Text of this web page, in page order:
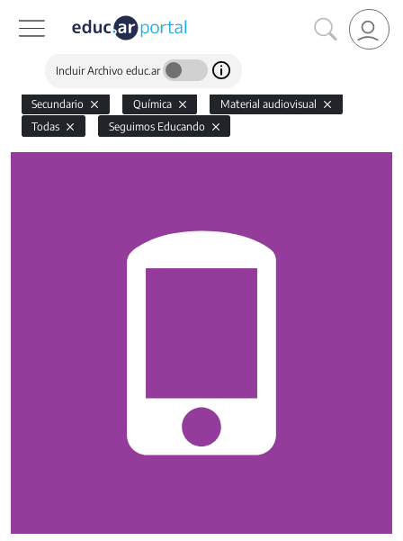
Incluir Archivo educ.ar
Secundario Química
Material audiovisual
Todas
Seguimos Educando